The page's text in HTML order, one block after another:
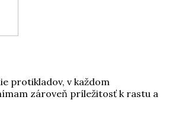
protikladov, v každom
zároveň príležitosť k rastu a